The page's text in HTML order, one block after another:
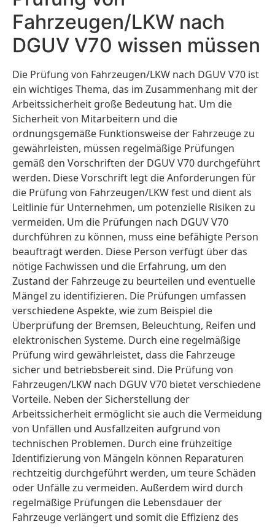
Fahrzeugen/LKW nach
DGUV V70 wissen müssen
Die Prüfung von Fahrzeugen/LKW nach DGUV V70 ist
ein wichtiges Thema, das im Zusammenhang mit der
Arbeitssicherheit große Bedeutung hat. Um die
Sicherheit von Mitarbeitern und die
ordnungsgemäße Funktionsweise der Fahrzeuge zu
gewährleisten, müssen regelmäßige Prüfungen
gemäß den Vorschriften der DGUV V70 durchgeführt
werden. Diese Vorschrift legt die Anforderungen für
die Prüfung von Fahrzeugen/LKW fest und dient als
Leitlinie für Unternehmen, um potenzielle Risiken zu
vermeiden. Um die Prüfungen nach DGUV V70
durchführen zu können, muss eine befähigte Person
beauftragt werden. Diese Person verfügt über das
nötige Fachwissen und die Erfahrung, um den
Zustand der Fahrzeuge zu beurteilen und eventuelle
Mängel zu identifizieren. Die Prüfungen umfassen
verschiedene Aspekte, wie zum Beispiel die
Überprüfung der Bremsen, Beleuchtung, Reifen und
elektronischen Systeme. Durch eine regelmäßige
Prüfung wird gewährleistet, dass die Fahrzeuge
sicher und betriebsbereit sind. Die Prüfung von
Fahrzeugen/LKW nach DGUV V70 bietet verschiedene
Vorteile. Neben der Sicherstellung der
Arbeitssicherheit ermöglicht sie auch die Vermeidung
von Unfällen und Ausfallzeiten aufgrund von
technischen Problemen. Durch eine frühzeitige
Identifizierung von Mängeln können Reparaturen
rechtzeitig durchgeführt werden, um teure Schäden
oder Unfälle zu vermeiden. Außerdem wird durch
regelmäßige Prüfungen die Lebensdauer der
Fahrzeuge verlängert und somit die Effizienz des